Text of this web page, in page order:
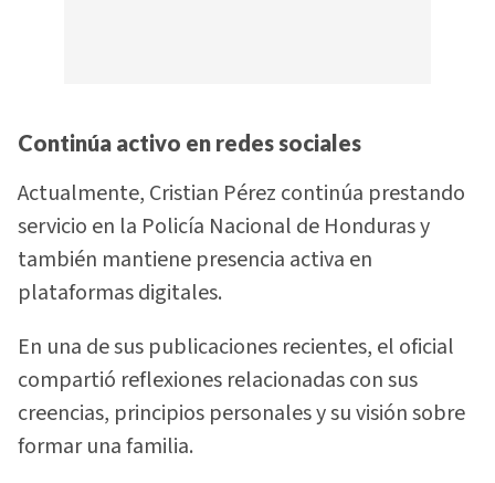
Continúa activo en redes sociales
Actualmente, Cristian Pérez continúa prestando
servicio en la Policía Nacional de Honduras y
también mantiene presencia activa en
plataformas digitales.
En una de sus publicaciones recientes, el oficial
compartió reflexiones relacionadas con sus
creencias, principios personales y su visión sobre
formar una familia.